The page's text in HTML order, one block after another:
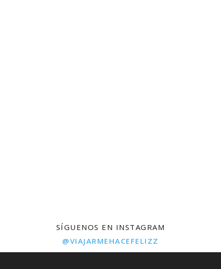
SÍGUENOS EN INSTAGRAM
@VIAJARMEHACEFELIZZ